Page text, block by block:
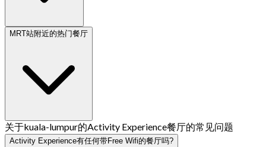
MRT站附近的热门餐厅
关于kuala-lumpur的Activity Experience餐厅的常见问题
Activity Experience有任何带Free Wifi的餐厅吗?